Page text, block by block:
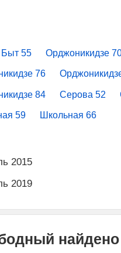
55 Орджоникидзе
76
84 Серова 52
59 Школьная 66
2015
2019